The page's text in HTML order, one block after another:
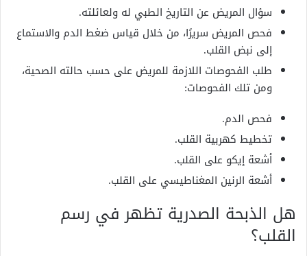
سؤال المريض عن التاريخ الطبي له ولعائلته.
فحص المريض سريرًا، من خلال قياس ضغط الدم والاستماع
إلى نبض القلب.
طلب الفحوصات اللازمة للمريض على حسب حالته الصحية،
ومن تلك الفحوصات:
فحص الدم.
تخطيط كهربية القلب.
أشعة إيكو على القلب.
أشعة الرنين المغناطيسي على القلب.
هل الذبحة الصدرية تظهر في رسم
القلب؟